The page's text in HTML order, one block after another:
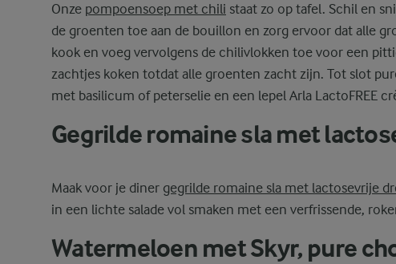
Onze pompoensoep met chili staat zo op tafel. Schil en
de groenten toe aan de bouillon en zorg ervoor dat alle
kook en voeg vervolgens de chilivlokken toe voor een
zachtjes koken totdat alle groenten zacht zijn. Tot slot
met basilicum of peterselie en een lepel Arla LactoFREE
Gegrilde romaine sla met
Maak voor je diner gegrilde romaine sla met lactosevrije
in een lichte salade vol smaken met een verfrissende,
Watermeloen met Skyr, pure